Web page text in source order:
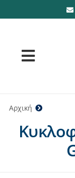
στο
Toggle
Προϊόντα
Υπηρεσίες
Αρχική